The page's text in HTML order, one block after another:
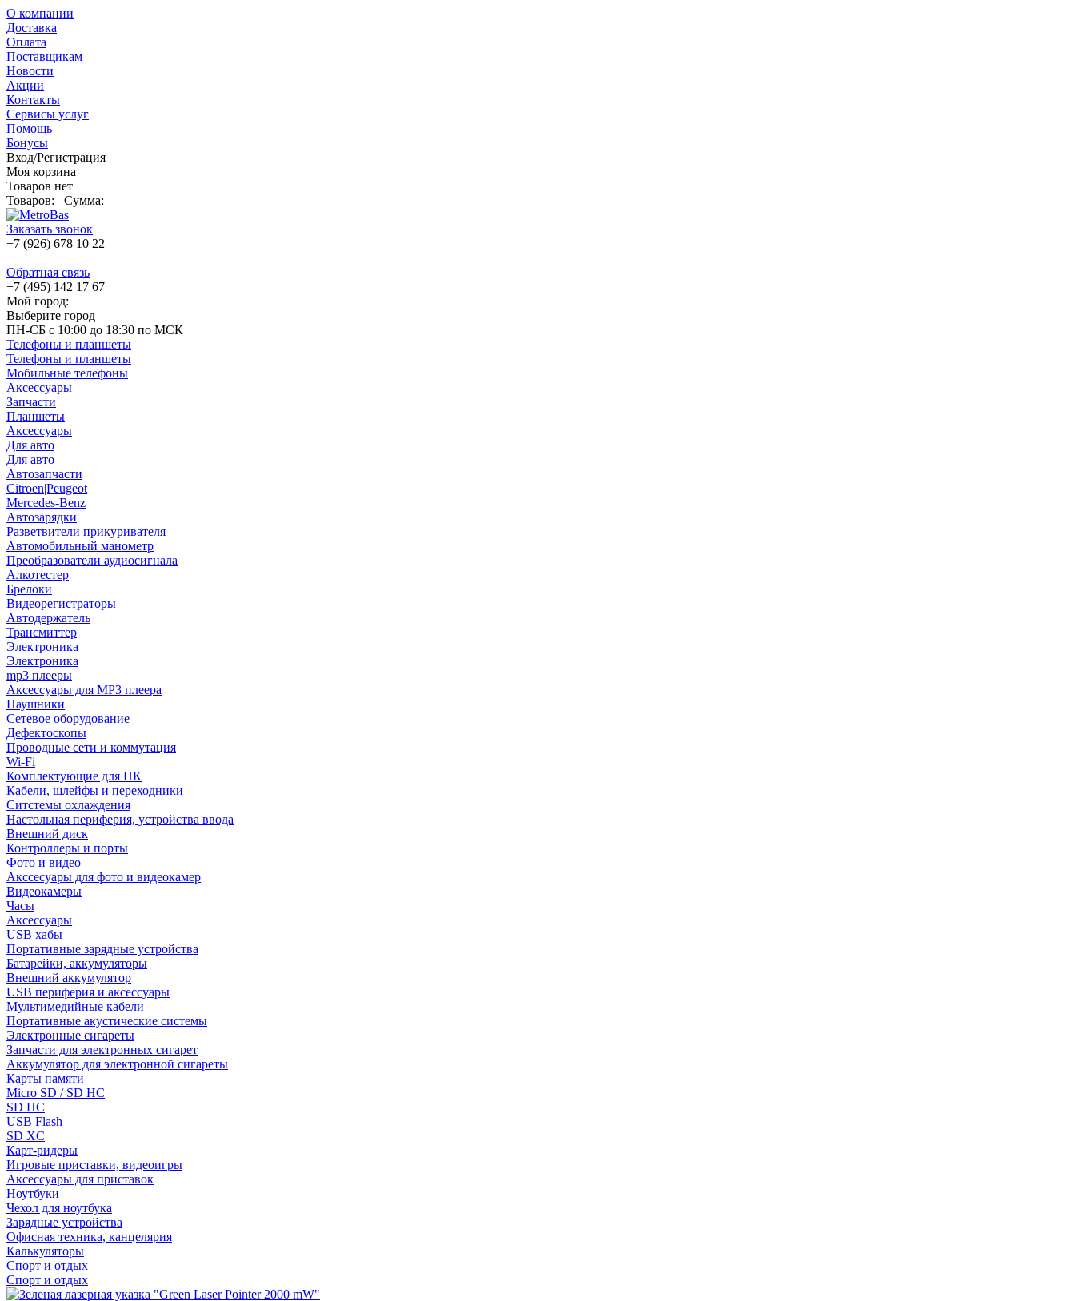
О компании
Доставка
Оплата
Поставщикам
Новости
Акции
Контакты
Сервисы услуг
Помощь
Бонусы
Вход/Регистрация
Моя корзина
Товаров нет
Товаров:
Сумма:
Заказать звонок
+7 (926) 678 10 22
Обратная связь
+7 (495) 142 17 67
Мой город:
Выберите город
ПН-СБ с 10:00 до 18:30 по МСК
Телефоны и планшеты
Телефоны и планшеты
Мобильные телефоны
Аксессуары
Запчасти
Планшеты
Аксессуары
Для авто
Для авто
Автозапчасти
Citroen|Peugeot
Mercedes-Benz
Автозарядки
Разветвители прикуривателя
Автомобильный манометр
Преобразователи аудиосигнала
Алкотестер
Брелоки
Видеорегистраторы
Автодержатель
Трансмиттер
Электроника
Электроника
mp3 плееры
Аксессуары для MP3 плеера
Наушники
Сетевое оборудование
Дефектоскопы
Проводные сети и коммутация
Wi-Fi
Комплектующие для ПК
Кабели, шлейфы и переходники
Ситстемы охлаждения
Настольная периферия, устройства ввода
Внешний диск
Контроллеры и порты
Фото и видео
Акссесуары для фото и видеокамер
Видеокамеры
Часы
Аксессуары
USB хабы
Портативные зарядные устройства
Батарейки, аккумуляторы
Внешний аккумулятор
USB периферия и аксессуары
Мультимедийные кабели
Портативные акустические системы
Электронные сигареты
Запчасти для электронных сигарет
Аккумулятор для электронной сигареты
Карты памяти
Micro SD / SD HC
SD HC
USB Flash
SD XC
Карт-ридеры
Игровые приставки, видеоигры
Аксессуары для приставок
Ноутбуки
Чехол для ноутбука
Зарядные устройства
Офисная техника, канцелярия
Калькуляторы
Спорт и отдых
Спорт и отдых